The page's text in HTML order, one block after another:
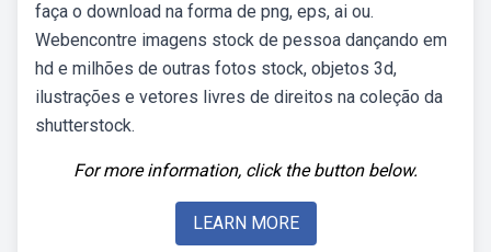
faça o download na forma de png, eps, ai ou.
Webencontre imagens stock de pessoa dançando em
hd e milhões de outras fotos stock, objetos 3d,
ilustrações e vetores livres de direitos na coleção da
shutterstock.
For more information, click the button below.
LEARN MORE